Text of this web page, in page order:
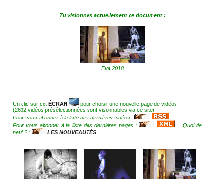
Tu visionnes actuellement ce document :
Eva 2018
Un clic sur cet ÉCRAN
pour choisir une nouvelle page de vidéos
(2632 vidéos présélectionnées sont visonnables via ce site)
Pour vous abonner à la liste des dernières vidéos :
Pour vous abonner à la liste des dernières pages :
... Quoi de
neuf ? :
LES NOUVEAUTÉS